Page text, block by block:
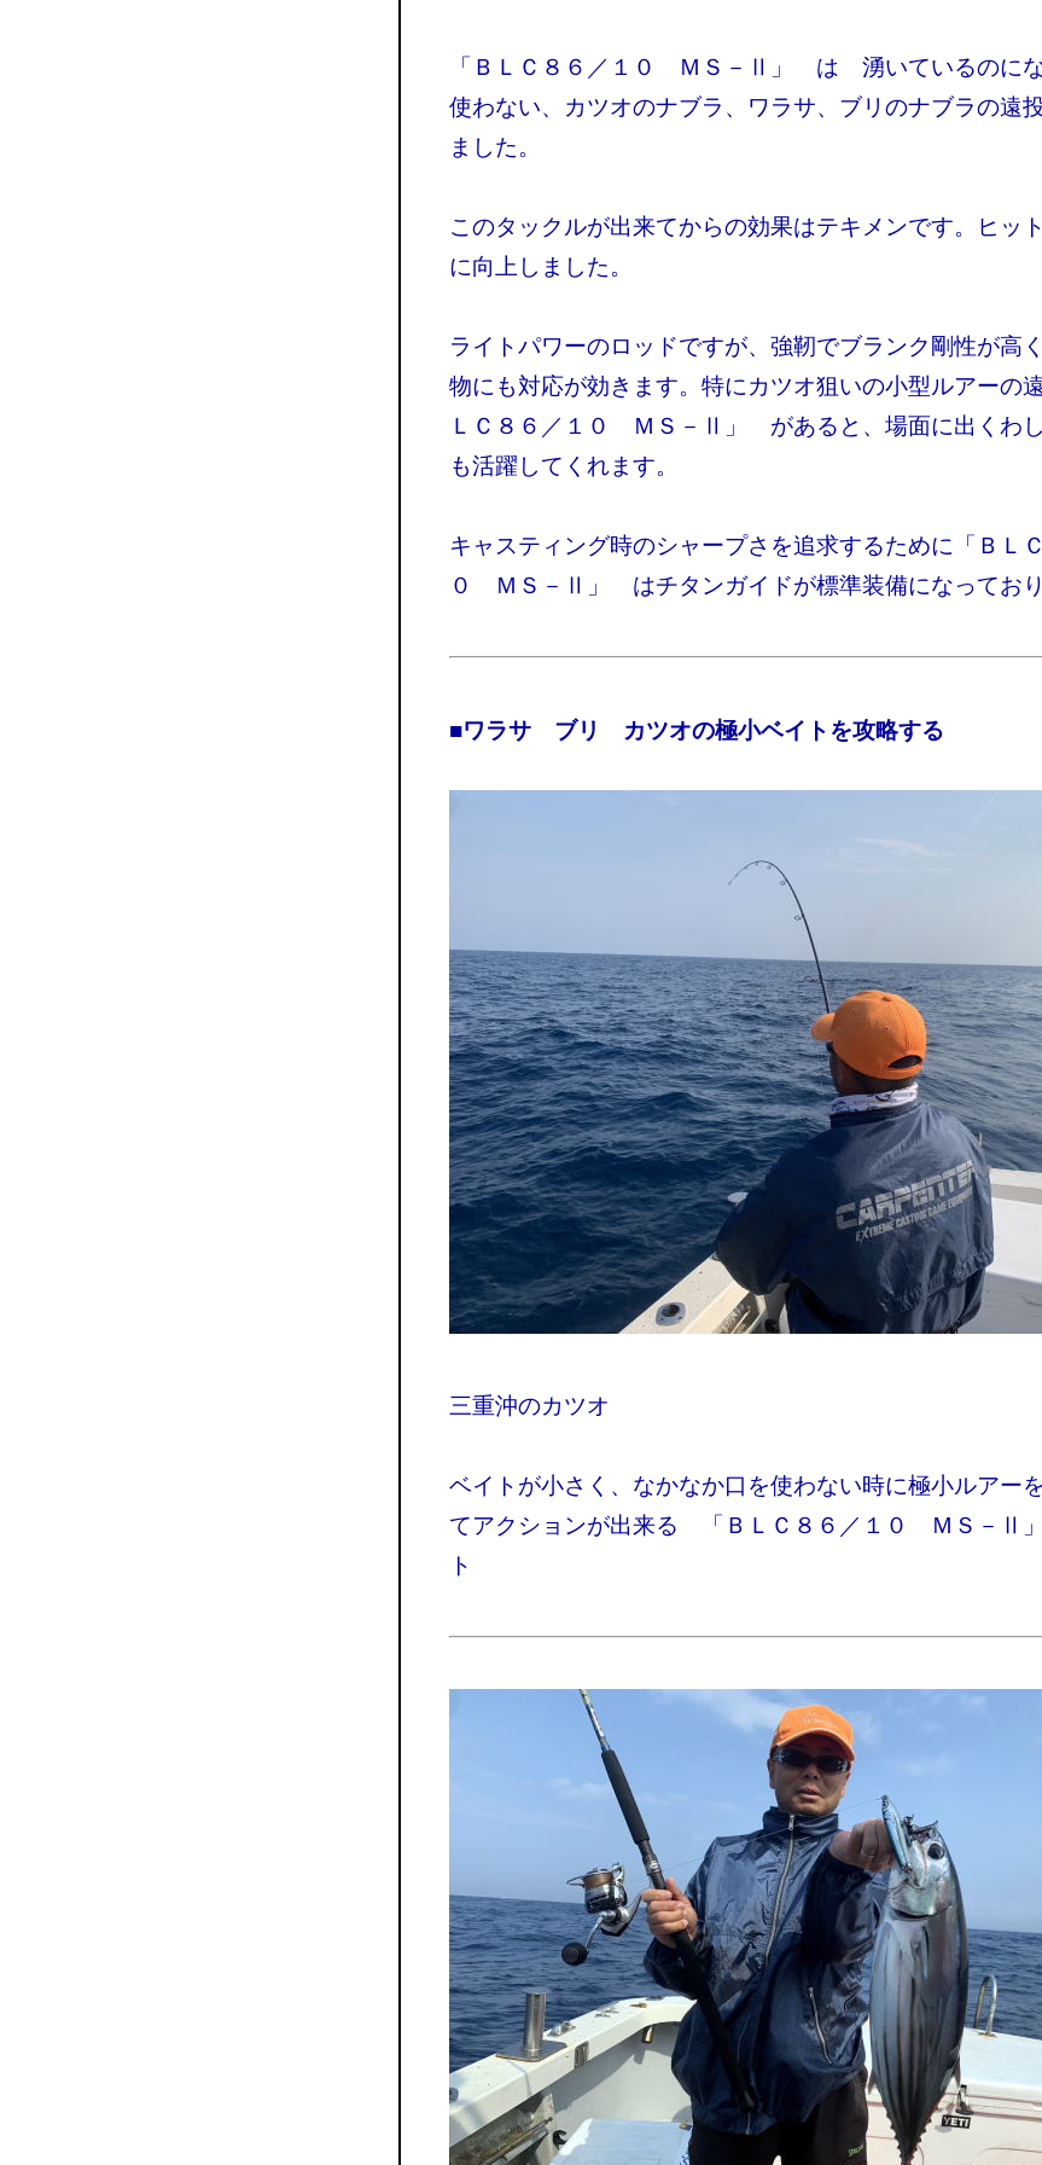
「ＢＬＣ８６／１０ ＭＳ－Ⅱ」 は 湧いているのに
使わない、カツオのナブラ、ワラサ、ブリのナブラの遠
ました。
このタックルが出来てからの効果はテキメンです。ヒッ
に向上しました。
ライトパワーのロッドですが、強靭でブランク剛性が高
物にも対応が効きます。特にカツオ狙いの小型ルアーの
ＬＣ８６／１０ ＭＳ－Ⅱ」 があると、場面に出くわ
も活躍してくれます。
キャスティング時のシャープさを追求するために「ＢＬ
０ ＭＳ－Ⅱ」 はチタンガイドが標準装備になっており
■ワラサ ブリ カツオの極小ベイトを攻略する
三重沖のカツオ
ベイトが小さく、なかなか口を使わない時に極小ルアー
てアクションが出来る 「ＢＬＣ８６／１０ ＭＳ－Ⅱ
ト